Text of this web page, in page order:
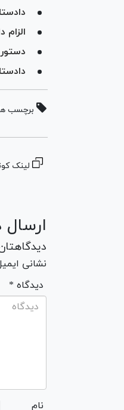
دادستان
برچسب
لینک
ارسال
نشانی
* دیدگاه
نام